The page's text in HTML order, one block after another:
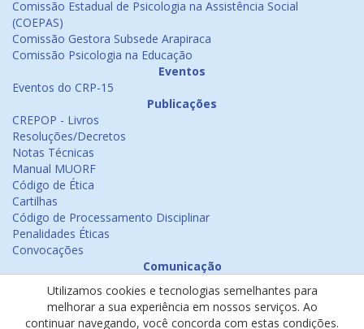
Comissão Estadual de Psicologia na Assistência Social
(COEPAS)
Comissão Gestora Subsede Arapiraca
Comissão Psicologia na Educação
Eventos
Eventos do CRP-15
Publicações
CREPOP - Livros
Resoluções/Decretos
Notas Técnicas
Manual MUORF
Código de Ética
Cartilhas
Código de Processamento Disciplinar
Penalidades Éticas
Convocações
Comunicação
Emissão de Certificados
Psicologia na Mídia
Utilizamos cookies e tecnologias semelhantes para
melhorar a sua experiência em nossos serviços. Ao
continuar navegando, você concorda com estas condições.